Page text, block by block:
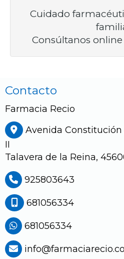
Cuidado
Consúltanos
Contacto
Farmacia Recio
Avenida
II
Talavera de la Reina,
925803643
681056334
681056334
info